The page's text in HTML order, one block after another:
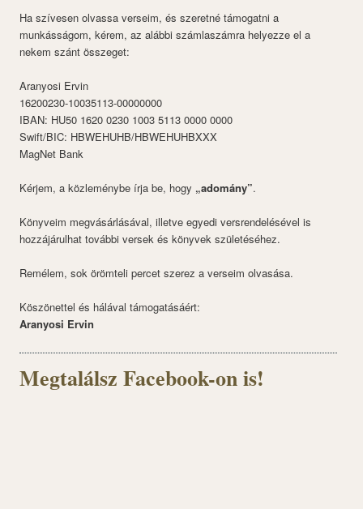
Ha szívesen olvassa verseim, és szeretné támogatni a
munkásságom, kérem, az alábbi számlaszámra helyezze el a
nekem szánt összeget:
Aranyosi Ervin
16200230-10035113-00000000
IBAN: HU50 1620 0230 1003 5113 0000 0000
Swift/BIC: HBWEHUHB/HBWEHUHBXXX
MagNet Bank
Kérjem, a közleménybe írja be, hogy „adomány”.
Könyveim megvásárlásával, illetve egyedi versrendelésével is
hozzájárulhat további versek és könyvek születéséhez.
Remélem, sok örömteli percet szerez a verseim olvasása.
Köszönettel és hálával támogatásáért:
Aranyosi Ervin
Megtalálsz Facebook-on is!